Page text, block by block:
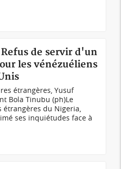
de servir d'un
les vénézuéliens
étrangères, Yusuf
Bola Tinubu (ph)Le
étrangères du Nigeria,
ses inquiétudes face à